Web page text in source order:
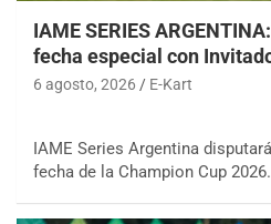
IAME SERIES
fecha especial con
6 agosto, 2026 E-Kart
IAME Series Argentina
fecha de la Champion Cup